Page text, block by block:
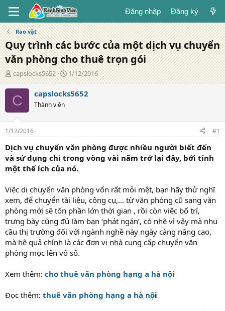
Đăng nhập Đăng ký
Rao vặt
Quy trình các bước của một dịch vụ chuyển
văn phòng cho thuê trọn gói
T
á
c
g
ả
capslocks5652
N
g
à
g
1/12/2016
C capslocks5652
Thành viên
1/12/2016 #1
Dịch vụ chuyển văn phòng được nhiều người biết đến
và sử dụng chỉ trong vòng vài năm trở lại đây, bởi tính
một thể ích của nó.
Việc di chuyển văn phòng vốn rất mỏi mệt, bạn hãy thử nghĩ
xem, để chuyển tài liệu, công cụ,… từ văn phòng cũ sang văn
phòng mới sẽ tốn phần lớn thời gian , rồi còn việc bố trí,
trưng bày cũng đủ làm bạn ‘phát ngán’, có nhẽ vì vậy mà nhu
cầu thị trường đối với ngành nghề này ngày càng nâng cao,
mà hệ quả chính là các đơn vị nhà cung cấp chuyển văn
phòng mọc lên vô số.
Xem thêm: cho thuê văn phòng hạng a hà nội
Đọc thêm: thuê văn phòng hạng a hà nội